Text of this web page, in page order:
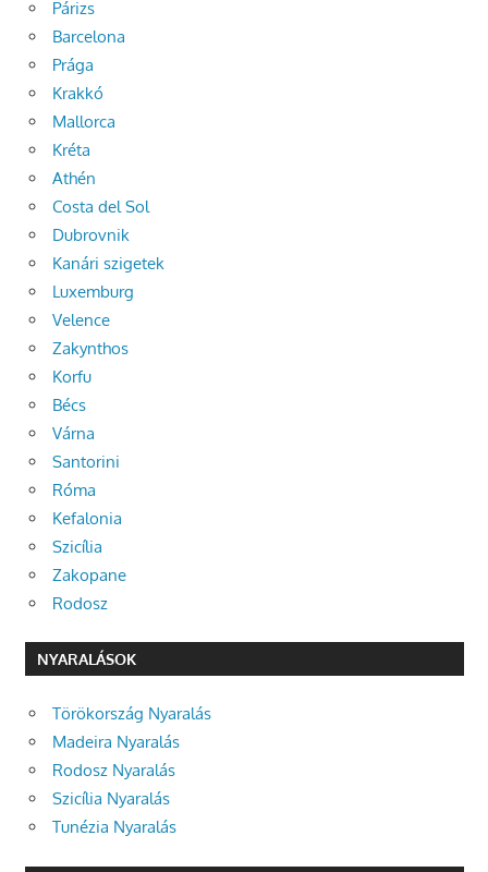
Párizs
Barcelona
Prága
Krakkó
Mallorca
Kréta
Athén
Costa del Sol
Dubrovnik
Kanári szigetek
Luxemburg
Velence
Zakynthos
Korfu
Bécs
Várna
Santorini
Róma
Kefalonia
Szicília
Zakopane
Rodosz
NYARALÁSOK
Törökország Nyaralás
Madeira Nyaralás
Rodosz Nyaralás
Szicília Nyaralás
Tunézia Nyaralás